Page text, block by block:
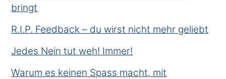
bringt
R.I.P. Feedback – du wirst nicht mehr geliebt
Jedes Nein tut weh! Immer!
Warum es keinen Spass macht, mit